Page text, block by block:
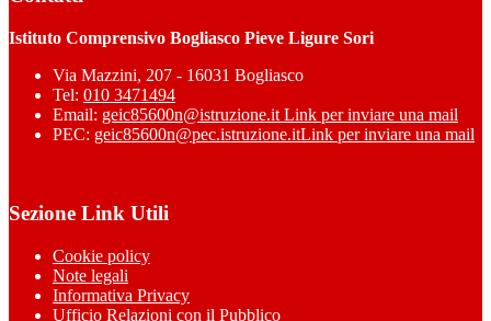
Istituto Comprensivo Bogliasco Pieve Ligure Sori
Via Mazzini, 207 - 16031 Bogliasco
Tel: 010 3471494
Email: geic85600n@istruzione.it Link per inviare una mail
PEC: geic85600n@pec.istruzione.itLink per inviare una mail
Sezione Link Utili
Cookie policy
Note legali
Informativa Privacy
Ufficio Relazioni con il Pubblico